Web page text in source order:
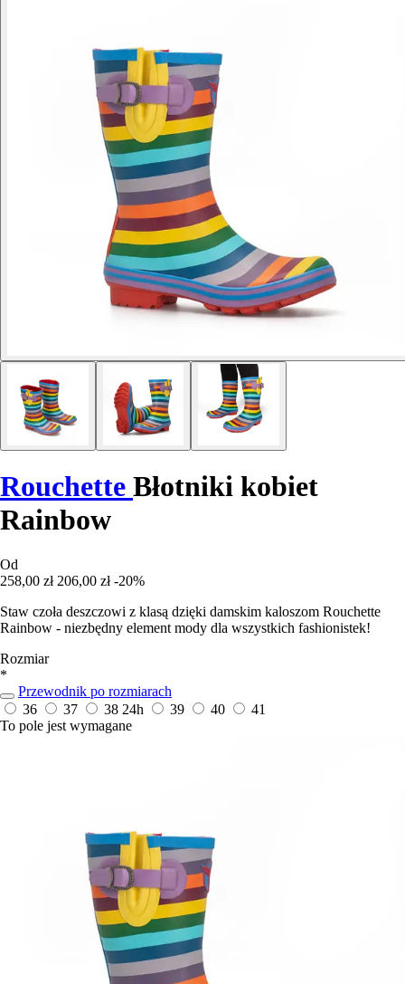
Rouchette Błotniki kobiet
Rainbow
Od
258,00 zł 206,00 zł -20%
Staw czoła deszczowi z klasą dzięki damskim kaloszom Rouchette
Rainbow - niezbędny element mody dla wszystkich fashionistek!
Rozmiar
*
Przewodnik po rozmiarach
36
37 38 24h 39 40
41
To pole jest wymagane